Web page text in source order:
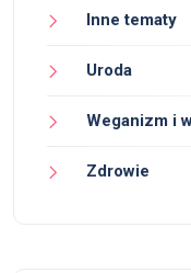
Inne tematy
Uroda
Weganizm i
Zdrowie